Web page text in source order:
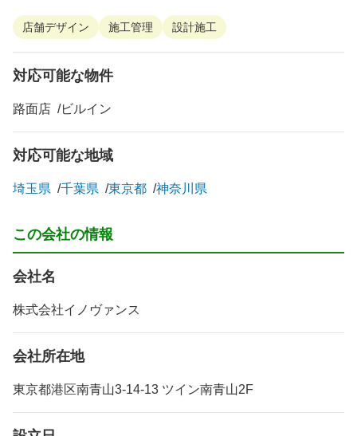
店舗デザイン 施工管理 設計施工
対応可能な物件
路面店 ビルイン
対応可能な地域
埼玉県 千葉県 東京都 神奈川県
この会社の情報
会社名
株式会社イノヴァンス
会社所在地
東京都港区南青山3-14-13 ツイン南青山2F